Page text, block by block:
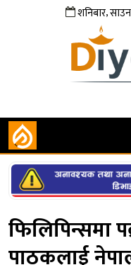
शनिबार,साउन
फिलिपिन्समा
पाठकलाई